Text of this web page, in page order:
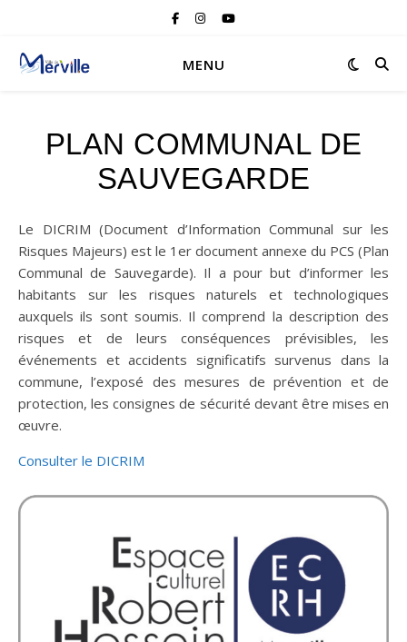
MENU
PLAN COMMUNAL DE
SAUVEGARDE
Le DICRIM (Document d’Information Communal sur les
Risques Majeurs) est le 1er document annexe du PCS (Plan
Communal de Sauvegarde). Il a pour but d’informer les
habitants sur les risques naturels et technologiques
auxquels ils sont soumis. Il comprend la description des
risques et de leurs conséquences prévisibles, les
événements et accidents significatifs survenus dans la
commune, l’exposé des mesures de prévention et de
protection, les consignes de sécurité devant être mises en
œuvre.
Consulter le DICRIM